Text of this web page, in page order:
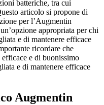
batteriche, tra cui
articolo si propone di
per l’Augmentin
appropriata per chi
e di mantenere efficace
ricordare che
e di buonissimo
e di mantenere efficace
Augmentin